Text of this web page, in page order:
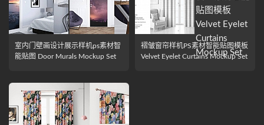
室内门壁画设计展示样机ps素材智
能贴图 Door Murals Mockup Set
褶皱窗帘样机PS素材智能贴图模板
Velvet Eyelet Curtains Mockup Set